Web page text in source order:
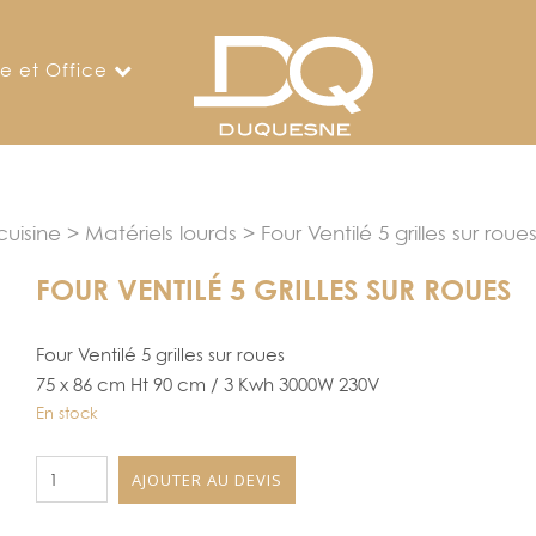
et Office
> Matériels lourds > Four Ventilé 5 grilles sur roues
FOUR VENTILÉ 5 GRILLES SUR ROUES
Four Ventilé 5 grilles sur roues
75 x 86 cm Ht 90 cm / 3 Kwh 3000W 230V
En stock
de
AJOUTER AU DEVIS